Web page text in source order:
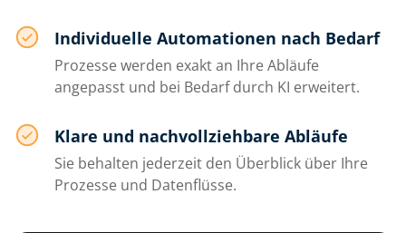
Individuelle Automationen nach Bedarf
Prozesse werden exakt an Ihre Abläufe
angepasst und bei Bedarf durch KI erweitert.
Klare und nachvollziehbare Abläufe
Sie behalten jederzeit den Überblick über Ihre
Prozesse und Datenflüsse.